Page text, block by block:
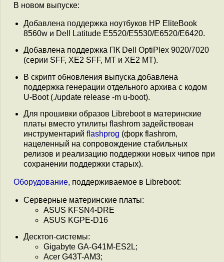
В новом выпуске:
Добавлена поддержка ноутбуков HP EliteBook
8560w и Dell Latitude E5520/E5530/E6520/E6420.
Добавлена поддержка ПК Dell OptiPlex 9020/7020
(серии SFF, XE2 SFF, MT и XE2 MT).
В скрипт обновления выпуска добавлена
поддержка генерации отдельного архива с кодом
U-Boot (./update release -m u-boot).
Для прошивки образов Libreboot в материнские
платы вместо утилиты flashrom задействован
инструментарий flashprog (форк flashrom,
нацеленный на сопровождение стабильных
релизов и реализацию поддержки новых чипов при
сохранении поддержки старых).
Оборудование, поддерживаемое в Libreboot:
Серверные материнские платы:
ASUS KFSN4-DRE
ASUS KGPE-D16
Десктоп-системы:
Gigabyte GA-G41M-ES2L;
Acer G43T-AM3;